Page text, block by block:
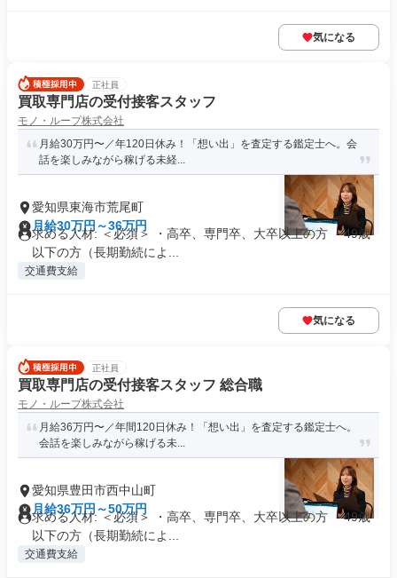
気になる
正社員
買取専門店の受付接客スタッフ
モノ・ループ株式会社
月給30万円〜／年120日休み！「想い出」を査定する鑑定士へ。会
話を楽しみながら稼げる未経...
愛知県東海市荒尾町
月給30万円～36万円
求める人材: ＜必須＞ ・高卒、専門卒、大卒以上の方 ・49歳
以下の方（長期勤続によ...
交通費支給
気になる
正社員
買取専門店の受付接客スタッフ 総合職
モノ・ループ株式会社
月給36万円〜／年間120日休み！「想い出」を査定する鑑定士へ。
会話を楽しみながら稼げる未...
愛知県豊田市西中山町
月給36万円～50万円
求める人材: ＜必須＞ ・高卒、専門卒、大卒以上の方 ・49歳
以下の方（長期勤続によ...
交通費支給